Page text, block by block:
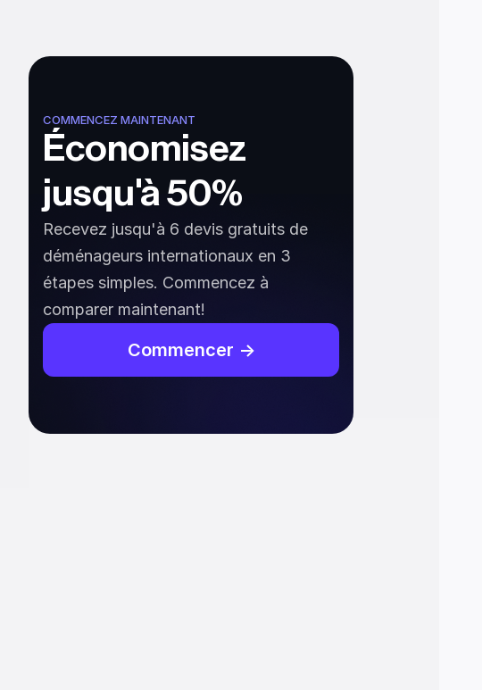
COMMENCEZ MAINTENANT
Économisez
jusqu'à 50%
Recevez jusqu'à 6 devis gratuits de
déménageurs internationaux en 3
étapes simples. Commencez à
comparer maintenant!
Commencer ->